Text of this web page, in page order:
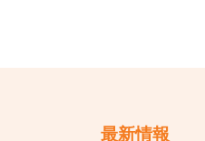
最新情報